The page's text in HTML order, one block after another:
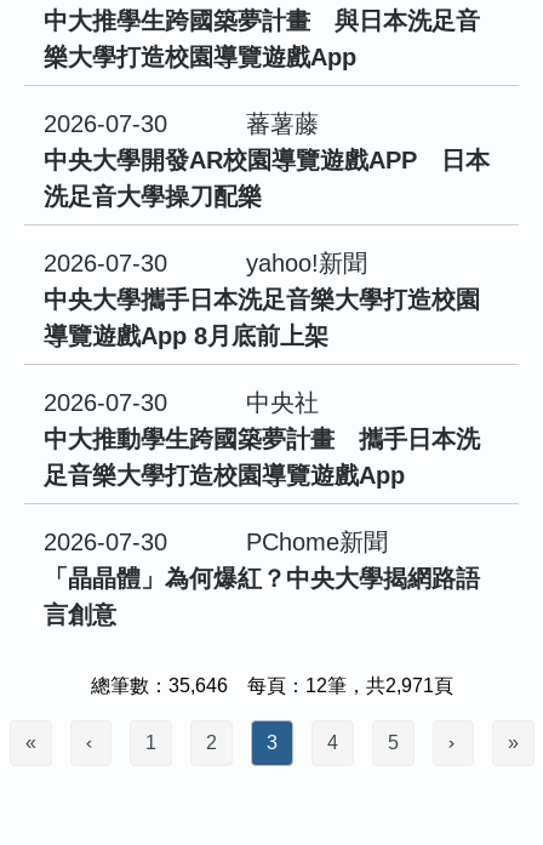
中大推學生跨國築夢計畫 與日本洗足音
樂大學打造校園導覽遊戲App
2026-07-30
蕃薯藤
中央大學開發AR校園導覽遊戲APP 日本
洗足音大學操刀配樂
2026-07-30
yahoo!新聞
中央大學攜手日本洗足音樂大學打造校園
導覽遊戲App 8月底前上架
2026-07-30
中央社
中大推動學生跨國築夢計畫 攜手日本洗
足音樂大學打造校園導覽遊戲App
2026-07-30
PChome新聞
「晶晶體」為何爆紅？中央大學揭網路語
言創意
總筆數：35,646 每頁：12筆，共2,971頁
« 1 2 3 4 5 »